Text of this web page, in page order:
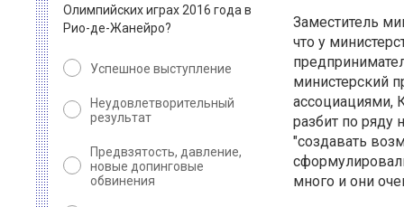
Олимпийских играх 2016 года в
Рио-де-Жанейро?
Успешное выступление
Неудовлетворительный
результат
Предвзятость, давление,
новые допинговые
обвинения
Заместитель
что у
министерский
ассоциациями,
разбит по ряду
"создавать
много и они